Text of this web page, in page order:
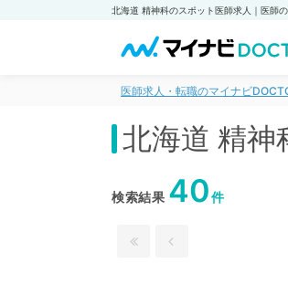
医師求人・転職のマイナビ
北海道 精神
検索結果 40件